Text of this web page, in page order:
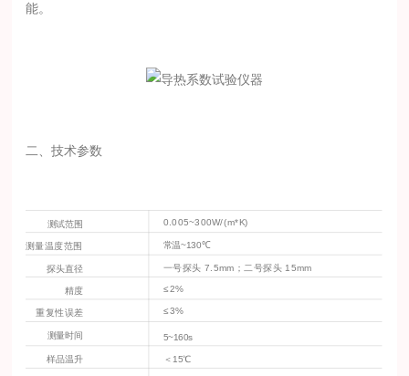
能。
二、技术参数
测试范围 0 .005~300W/(m*K)
测量温度范围 常温~130℃
探头直径 一号探头 7.5mm ；二号探头 15mm
精度 ≤2%
重复性误差 ≤3%
测量时间 5~160s
样品温升 ＜ 15℃